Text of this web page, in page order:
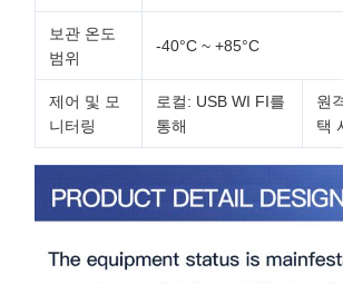
보관 온도
범위
-40°C ~ +85°C
제어 및 모
니터링
로컬: USB WI FI를
통해
원
택